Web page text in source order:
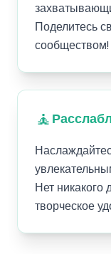
Поделитесь
сообществом!
🧘
Нет никакого
творческое